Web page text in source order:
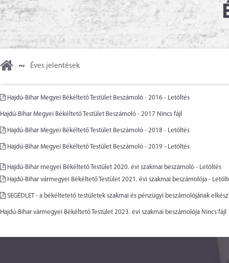
~ Éves jelentések
Hajdú-Bihar Megyei Békéltető Testület Beszámoló - 2016 - Letöltés
Hajdú-Bihar Megyei Békéltető Testület Beszámoló - 2017 Nincs fájl
Hajdú-Bihar Megyei Békéltető Testület Beszámoló - 2018 - Letöltés
Hajdú-Bihar Megyei Békéltető Testület Beszámoló - 2019 - Letöltés
Hajdú-Bihar megyei Békéltető Testület 2020. évi szakmai beszámoló - Letöltés
Hajdú-Bihar vármegyei Békéltető Testület 2021. évi szakmai beszámolója -
SEGÉDLET - a békéltetető testületek szakmai és pénzügyi beszámolójának
Hajdú-Bihar vármegyei Békéltető Testület 2023. évi szakmai beszámolója Nincs fájl